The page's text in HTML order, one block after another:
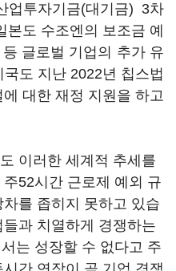
업투자기금(대기금) 3차
도 수조엔의 보조금 예
글로벌 기업의 추가 유
도 지난 2022년 칩스법
대한 재정 지원을 하고
이러한 세계적 추세를
52시간 근로제 예외 규
를 좁히지 못하고 있습
과 치열하게 경쟁하는
는 성장할 수 없다고 주